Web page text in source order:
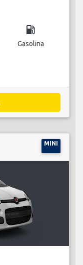
local_gas_station
Gasolina
MINI